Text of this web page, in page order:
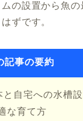
の設置から魚
ずです。
記事の要約
自宅への水槽
な育て方